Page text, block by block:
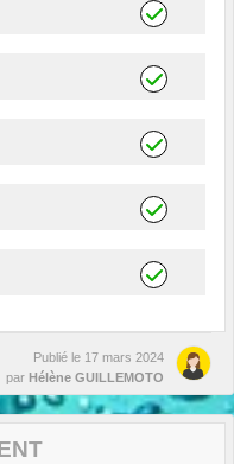
Publié le 17 mars 2024
par Hélène GUILLEMOTO